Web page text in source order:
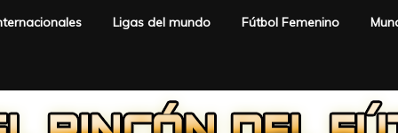
Ligas del mundo Fútbol Femenino